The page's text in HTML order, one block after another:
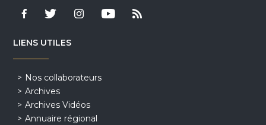
LIENS UTILES
Nos collaborateurs
Archives
Archives Vidéos
Annuaire régional